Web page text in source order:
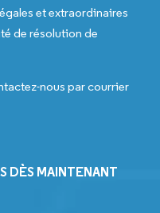
et extraordinaires
de résolution de
nous par courrier
DÈS MAINTENANT